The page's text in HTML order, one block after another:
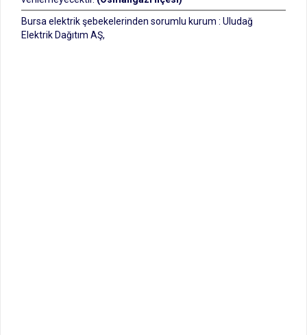
Bursa elektrik şebekelerinden sorumlu kurum : Uludağ
Elektrik Dağıtım AŞ,